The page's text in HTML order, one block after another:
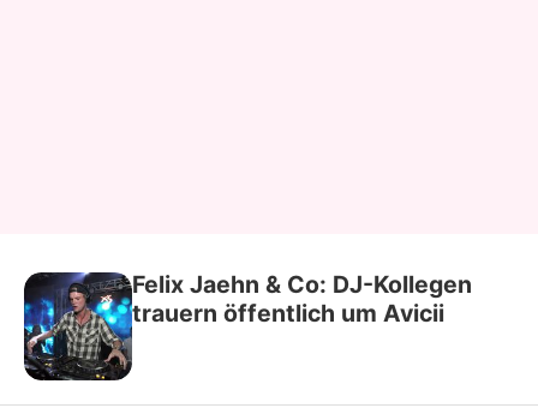
Felix Jaehn & Co: DJ-Kollegen
trauern öffentlich um Avicii